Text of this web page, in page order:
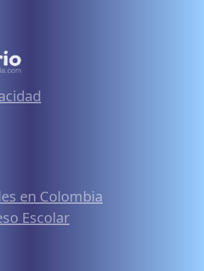
en Colombia
Escolar